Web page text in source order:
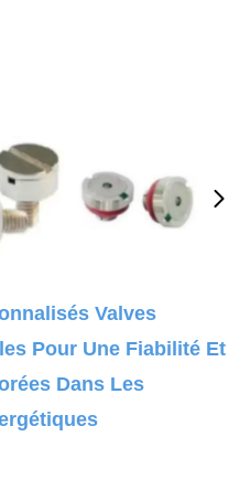
Valves
Pour Une Fiabilité Et
Dans Les